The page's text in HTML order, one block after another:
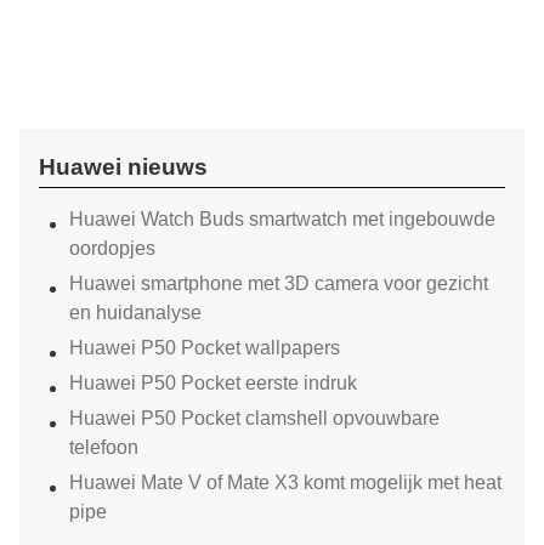
Huawei nieuws
Huawei Watch Buds smartwatch met ingebouwde
oordopjes
Huawei smartphone met 3D camera voor gezicht
en huidanalyse
Huawei P50 Pocket wallpapers
Huawei P50 Pocket eerste indruk
Huawei P50 Pocket clamshell opvouwbare
telefoon
Huawei Mate V of Mate X3 komt mogelijk met heat
pipe